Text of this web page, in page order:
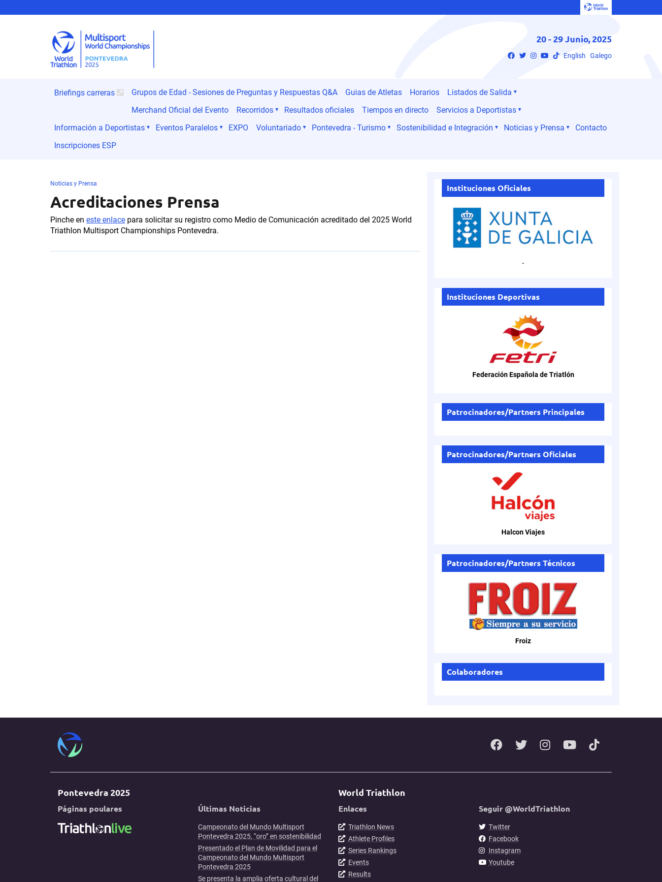
20 - 29 Junio, 2025
English Galego
Briefings carreras Grupos de Edad - Sesiones de Preguntas y Respuestas Q&A Guias de Atletas Horarios
Listados de Salida
Merchand Oficial del Evento
Recorridos Resultados oficiales Tiempos en directo
Servicios a Deportistas
Información a Deportistas
Eventos Paralelos EXPO Voluntariado Pontevedra - Turismo Sostenibilidad e Integración Noticias y Prensa
Contacto
Inscripciones ESP
Noticias y Prensa
Acreditaciones Prensa
Pinche en este enlace para solicitar su registro como Medio de Comunicación acreditado del 2025 World
Triathlon Multisport Championships Pontevedra.
Instituciones Oficiales
.
Instituciones Deportivas
Federación Española de Triatlón
Patrocinadores/Partners Principales
Patrocinadores/Partners Oficiales
Halcon Viajes
Patrocinadores/Partners Técnicos
Froiz
Colaboradores
Pontevedra 2025
Páginas poulares Últimas Noticias
Campeonato del Mundo Multisport
Pontevedra 2025, “oro” en sostenibilidad
Presentado el Plan de Movilidad para el
Campeonato del Mundo Multisport
Pontevedra 2025
Se presenta la amplia oferta cultural del
World Triathlon
Enlaces
Triathlon News
Athlete Profiles
Series Rankings
Events
Results
Seguir @WorldTriathlon
Twitter
Facebook
Instagram
Youtube